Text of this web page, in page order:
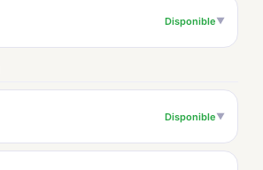
Disponible▼
Disponible▼